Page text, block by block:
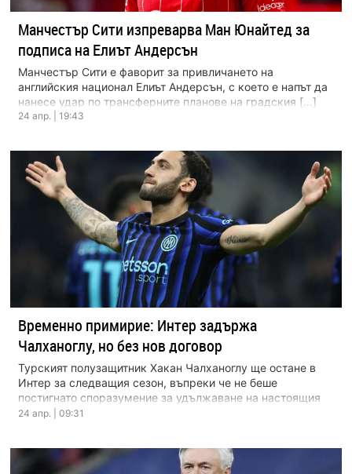
Манчестър Сити изпреварва Ман Юнайтед за
подписа на Елиът Андерсън
Манчестър Сити е фаворит за привличането на
английския национал Елиът Андерсън, с което е напът да
нанесе удар по трансферните планове на градския […]
24 апр. | 19:43
Временно примирие: Интер задържа
Чалханоглу, но без нов договор
Турският полузащитник Хакан Чалханоглу ще остане в
Интер за следващия сезон, въпреки че не беше
постигнато споразумение за удължаване на настоящия
му контракт, […]
24 апр. | 09:31